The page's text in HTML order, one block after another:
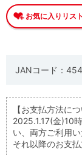
JANコード：
【お支払方法につ
2025.1.17(金)10
い、両方ご利用い
それ以降のお支